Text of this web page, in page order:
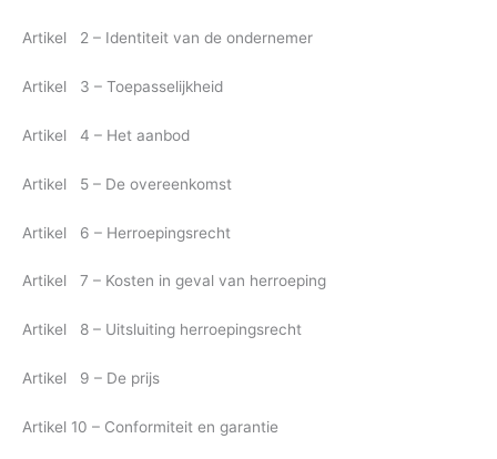
Artikel 2 – Identiteit van de ondernemer
Artikel 3 – Toepasselijkheid
Artikel 4 – Het aanbod
Artikel 5 – De overeenkomst
Artikel 6 – Herroepingsrecht
Artikel 7 – Kosten in geval van herroeping
Artikel 8 – Uitsluiting herroepingsrecht
Artikel 9 – De prijs
Artikel 10 – Conformiteit en garantie